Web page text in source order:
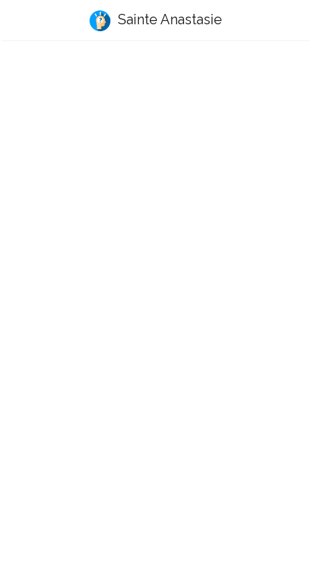
Sainte Anastasie